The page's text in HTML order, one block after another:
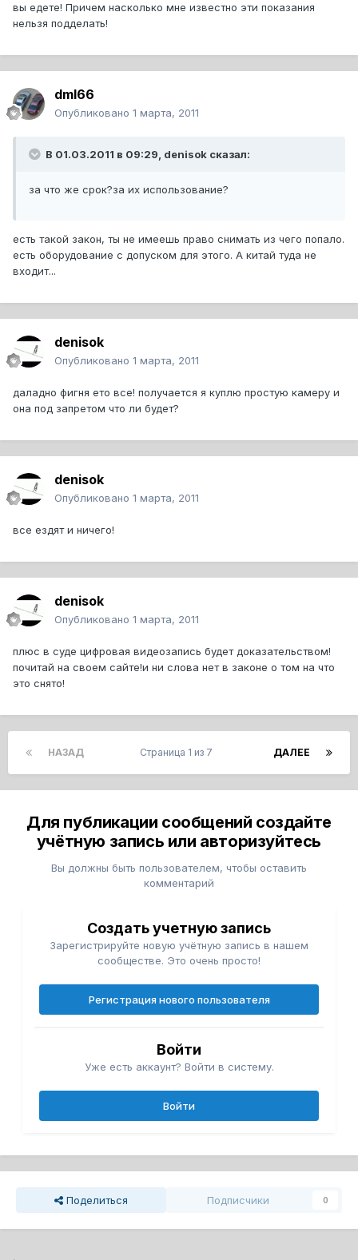
вы едете! Причем насколько мне известно эти показания
нельзя подделать!
dml66
Опубликовано 1 марта, 2011
В 01.03.2011 в 09:29, denisok сказал:
за что же срок?за их использование?
есть такой закон, ты не имеешь право снимать из чего попало.
есть оборудование с допуском для этого. А китай туда не
входит...
denisok
Опубликовано 1 марта, 2011
даладно фигня ето все! получается я куплю простую камеру и
она под запретом что ли будет?
denisok
Опубликовано 1 марта, 2011
все ездят и ничего!
denisok
Опубликовано 1 марта, 2011
плюс в суде цифровая видеозапись будет доказательством!
почитай на своем сайте!и ни слова нет в законе о том на что
это снято!
НАЗАД ДАЛЕЕ
Страница 1 из 7
Для публикации сообщений создайте
учётную запись или авторизуйтесь
Вы должны быть пользователем, чтобы оставить
комментарий
Создать учетную запись
Зарегистрируйте новую учётную запись в нашем
сообществе. Это очень просто!
Регистрация нового пользователя
Войти
Уже есть аккаунт? Войти в систему.
Войти
Поделиться Подписчики 0